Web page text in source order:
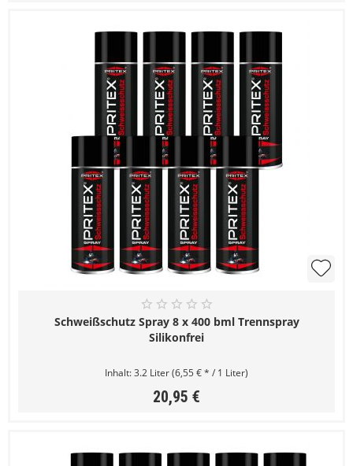
Schweißschutz Spray 8 x 400 bml Trennspray
Silikonfrei
Inhalt:3.2 Liter(6,55 € * / 1 Liter)
20,95 €